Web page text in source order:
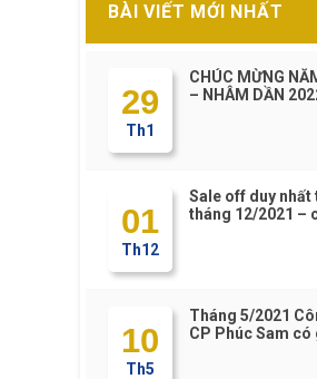
BÀI VIẾT MỚI NHẤT
29
Th1
CHÚC MỪNG
– NHÂM DẦN
01
Th12
Sale off duy nhất
tháng 12/2021 –
10
Th5
Tháng 5/2021
CP Phúc Sam có